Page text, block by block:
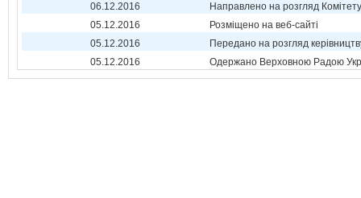
06.12.2016
Направлено на розгляд Комітету
05.12.2016
Розміщено на веб-сайті
05.12.2016
Передано на розгляд
05.12.2016
Одержано Верховною Радою